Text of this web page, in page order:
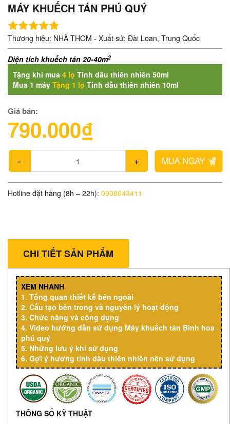
MÁY KHUẾCH TÁN PHÚ QUÝ
Thương hiệu: NHÀ THƠM - Xuất sứ: Đài Loan, Trung Quốc
Diện tích khuếch tán 20-40m2
Tặng khi mua 4 lọ Tinh dầu thiên nhiên 50ml
Mua 1 máy Tặng 1 lọ Tinh dầu thiên nhiên 10ml
Giá bán:
790.000₫
MUA NGAY
Hotline đặt hàng (8h – 22h): 0908043411
CHI TIẾT SẢN PHẨM
XEM NHANH
1. Tổng quan thiết kế bên ngoài
2. Cấu tạo bên trong và nguyên lý hoạt động
3. Chức năng và công dụng
4. Video hướng dẫn sử dụng Máy khuếch tán Bình hoa
phú quý
5. Những lưu ý khi sử dụng
6. Gợi ý hương tinh dầu thiên nhiên nên sử dụng
THÔNG SỐ KỸ THUẬT